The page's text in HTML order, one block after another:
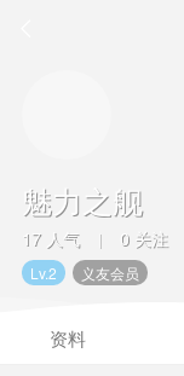
魅力之舰
17 人气 | 0 关注
Lv.2 义友会员
资料